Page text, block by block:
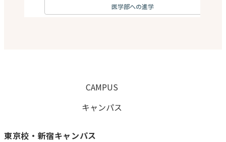
医学部への進学
CAMPUS
キャンパス
東京校・新宿キャンパス